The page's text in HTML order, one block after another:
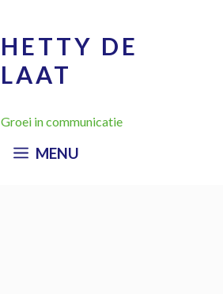
HETTY DE
LAAT
Groei in communicatie
MENU